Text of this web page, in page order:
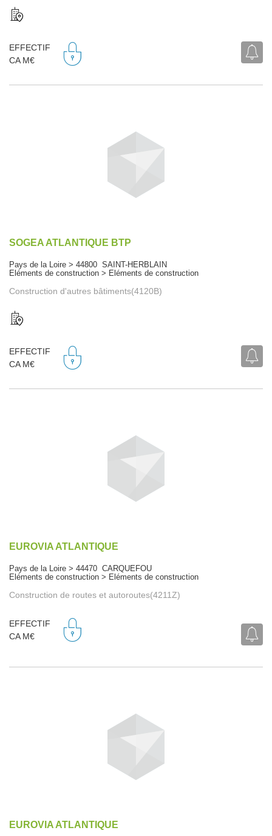
EFFECTIF
CA M€
SOGEA ATLANTIQUE BTP
Pays de la Loire > 44800 SAINT-HERBLAIN
Eléments de construction > Eléments de construction
Construction d'autres bâtiments(4120B)
EFFECTIF
CA M€
EUROVIA ATLANTIQUE
Pays de la Loire > 44470 CARQUEFOU
Eléments de construction > Eléments de construction
Construction de routes et autoroutes(4211Z)
EFFECTIF
CA M€
EUROVIA ATLANTIQUE